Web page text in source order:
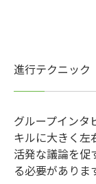
進行テクニック
グループインタ
キルに大きく左
活発な議論を促
る必要がありま